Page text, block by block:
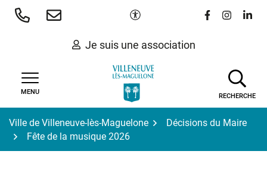
Aller
Paramètres d'accessibilité
Lien vers le
Lien vers
Lien
Je suis une association
MENU
RECHERCHE
Ville de Villeneuve-lès-Maguelone
Décisions du Maire
Fête de la musique 2026